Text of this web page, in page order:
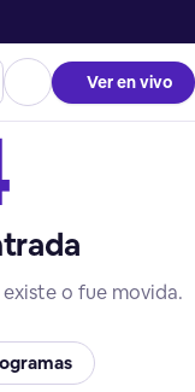
Ver en vivo
o fue movida.